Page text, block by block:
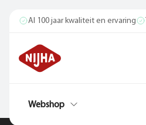
Al 100 jaar kwaliteit en ervaring
Webshop